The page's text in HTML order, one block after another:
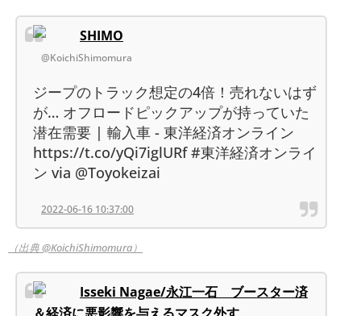
SHIMO
@KoichiShimomura
ジープのトラック想定の4倍！売れないはず
が… オフロードピックアップが持っていた
潜在需要 | 輸入車 - 東洋経済オンライン
https://t.co/yQi7iglURf #東洋経済オンライ
ン via @Toyokeizai
2022-06-16 10:37:00
（出典 @KoichiShimomura）
Isseki Nagae/永江一石 ブースター済